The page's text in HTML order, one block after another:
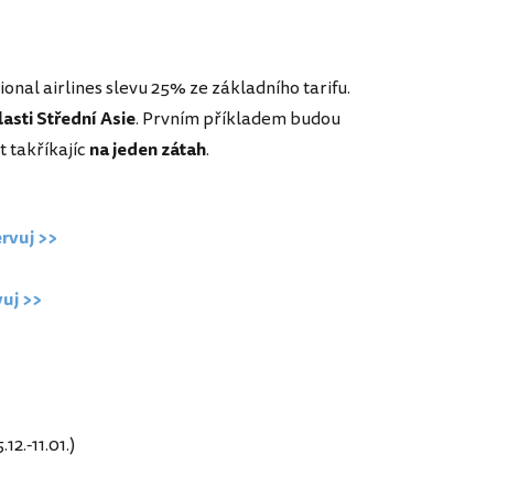
airlines slevu 25% ze základního tarifu.
Střední Asie. Prvním příkladem budou
takříkajíc na jeden zátah.
>>
>>
11.01.)